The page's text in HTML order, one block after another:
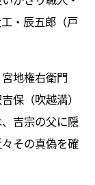
・辰五郎（戸
地権右衛門
保（吹越満）
吉宗の父に隠
その真偽を確